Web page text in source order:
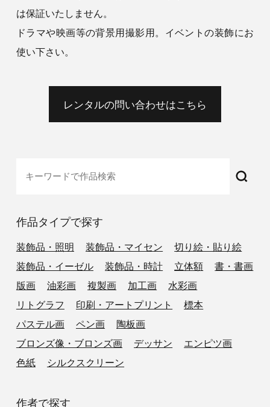
は保証いたしません。
ドラマや映画等の背景用撮影用。イベントの装飾にお
使い下さい。
レンタルの問い合わせはこちら
作品タイプで探す
装飾品・照明 装飾品・マイセン
切り絵・貼り絵
装飾品・イーゼル
装飾品・時計 立体額
書・書画
版画
油彩画 複製画 加工画
水彩画
リトグラフ
印刷・アートプリント
標本
パステル画
ペン画
陶板画
ブロンズ像・ブロンズ画
デッサン
エンピツ画
色紙
シルクスクリーン
作者で探す